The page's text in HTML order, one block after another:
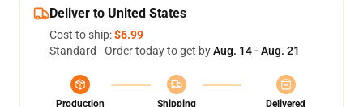
Deliver to United States
Cost to ship:$6.99
Standard - Order today to get byAug. 14 - Aug. 21
Production
Shipping
Delivered